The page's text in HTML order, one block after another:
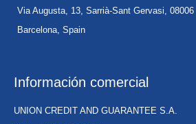
Via Augusta, 13, Sarrià-Sant Gervasi, 08006
Barcelona, Spain
Información comercial
UNION CREDIT AND GUARANTEE S.A.